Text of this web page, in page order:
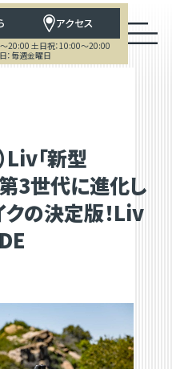
アクセス
20:00 土日祝：10:00～20:00
：毎週金曜日
Liv「新型
3世代に進化し
の決定版！Liv